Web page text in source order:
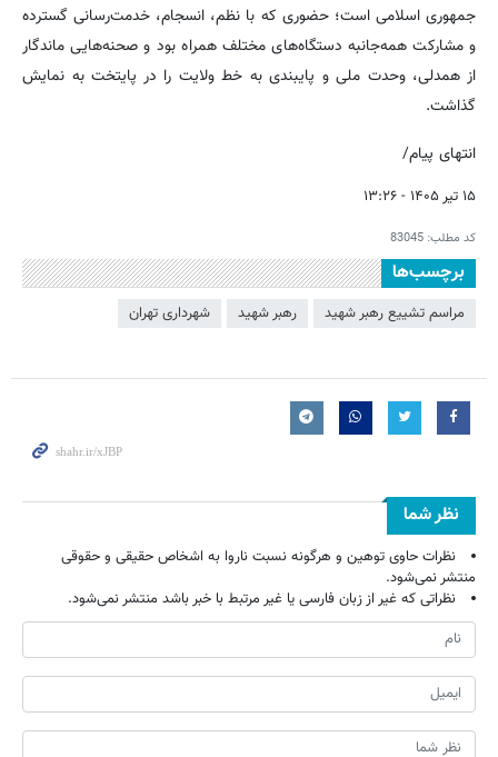
جمهوری اسلامی است؛ حضوری که با نظم، انسجام، خدمت‌رسانی گسترده
و مشارکت همه‌جانبه دستگاه‌های مختلف همراه بود و صحنه‌هایی ماندگار
از همدلی، وحدت ملی و پایبندی به خط ولایت را در پایتخت به نمایش
گذاشت.
انتهای پیام/
۱۵ تیر ۱۴۰۵ - ۱۳:۲۶
کد مطلب: 83045
برچسب‌ها
مراسم تشییع رهبر شهید رهبر شهید شهرداری تهران
نظر شما
نظرات حاوی توهین و هرگونه نسبت ناروا به اشخاص حقیقی و حقوقی
منتشر نمی‌شود.
نظراتی که غیر از زبان فارسی یا غیر مرتبط با خبر باشد منتشر نمی‌شود.